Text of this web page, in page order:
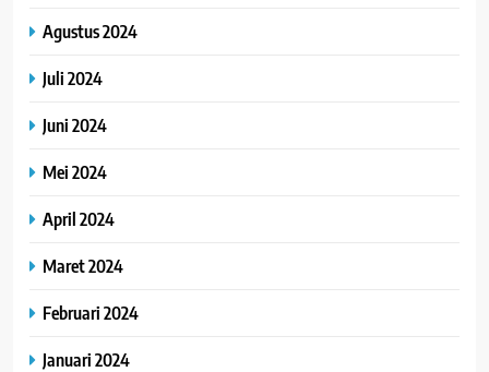
Agustus 2024
Juli 2024
Juni 2024
Mei 2024
April 2024
Maret 2024
Februari 2024
Januari 2024